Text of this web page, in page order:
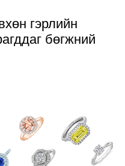
гэрлийн
бөгжний